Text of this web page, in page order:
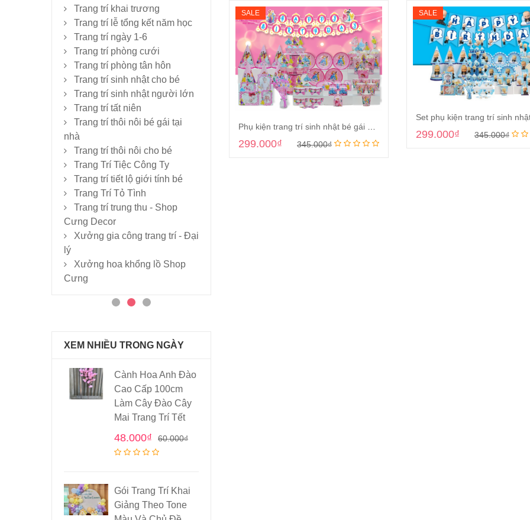
SALE
345.000₫
299.000₫
SALE
345.000₫
299.000₫
Trang trí khai trương
Trang trí lễ tổng kết năm học
Trang trí ngày 1-6
Trang trí phòng cưới
Trang trí phòng tân hôn
Trang trí sinh nhật cho bé
Trang trí sinh nhật người lớn
Trang trí tất niên
Trang trí thôi nôi bé gái tại
nhà
Trang trí thôi nôi cho bé
Trang Trí Tiệc Công Ty
Trang trí tiết lộ giới tính bé
Trang Trí Tỏ Tình
Trang trí trung thu - Shop
Cưng Decor
Xưởng gia công trang trí - Đại
lý
Xưởng hoa khổng lồ Shop
Cưng
XEM NHIỀU TRONG NGÀY
Cành Hoa Anh Đào
Cao Cấp 100cm
Làm Cây Đào Cây
Mai Trang Trí Tết
60.000₫
48.000₫
Gói Trang Trí Khai
Giảng Theo Tone